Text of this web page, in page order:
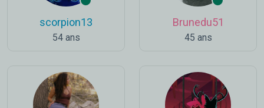
scorpion13
54 ans
Brunedu51
45 ans